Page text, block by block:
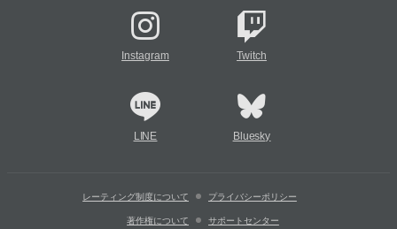
Instagram Twitch
LINE Bluesky
レーティング制度について プライバシーポリシー
著作権について サポートセンター